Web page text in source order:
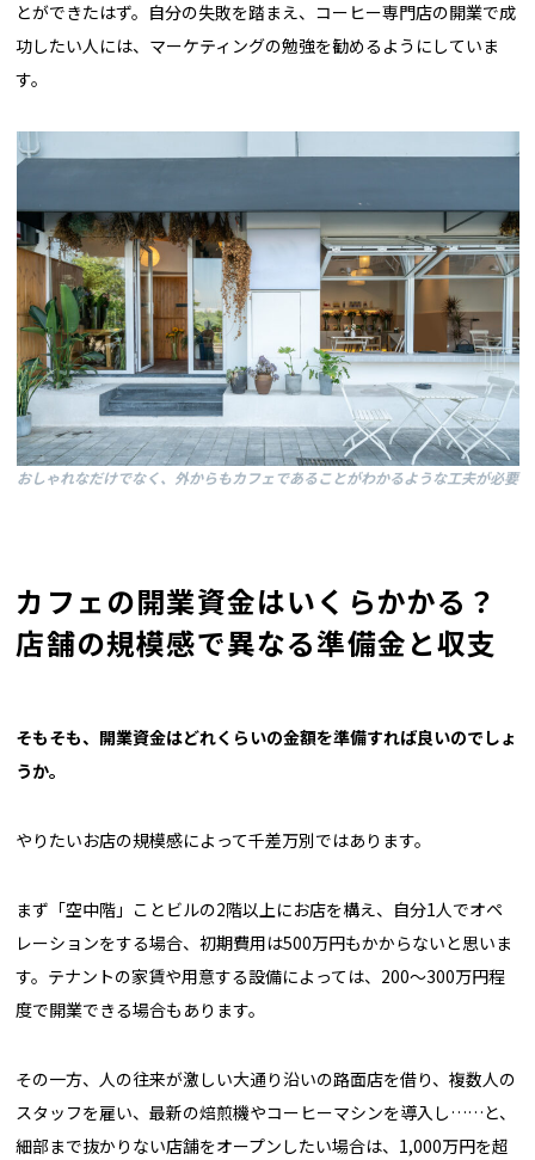
とができたはず。自分の失敗を踏まえ、コーヒー専門店の開業で成
功したい人には、マーケティングの勉強を勧めるようにしていま
す。
おしゃれなだけでなく、外からもカフェであることがわかるような工夫が必要
カフェの開業資金はいくらかかる？
店舗の規模感で異なる準備金と収支
――そもそも、開業資金はどれくらいの金額を準備すれば良いのでしょ
うか。
やりたいお店の規模感によって千差万別ではあります。
まず「空中階」ことビルの2階以上にお店を構え、自分1人でオペ
レーションをする場合、初期費用は500万円もかからないと思いま
す。テナントの家賃や用意する設備によっては、200〜300万円程
度で開業できる場合もあります。
その一方、人の往来が激しい大通り沿いの路面店を借り、複数人の
スタッフを雇い、最新の焙煎機やコーヒーマシンを導入し……と、
細部まで抜かりない店舗をオープンしたい場合は、1,000万円を超